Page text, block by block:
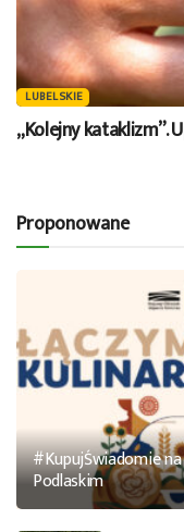
LUBELSKIE
„Kolejny kataklizm”.
Proponowane
#KupujŚwiadomie
Podlaskim